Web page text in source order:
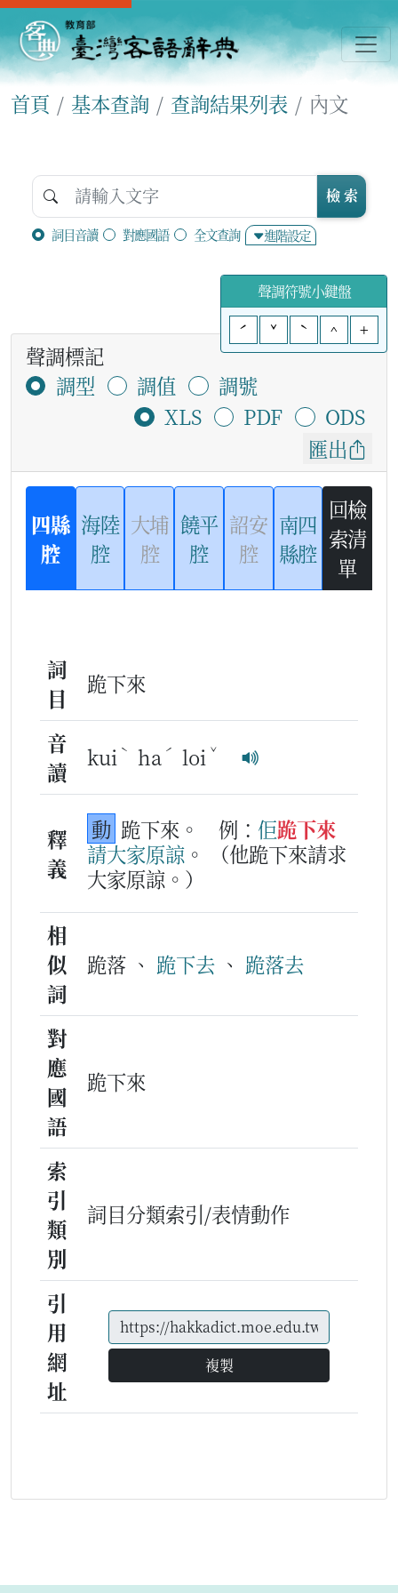
首頁 基本查詢 查詢結果列表 內文
詞目音讀 對應國語 全文查詢 進階設定
檢 索
聲調符號小鍵盤
ˊ
ˇ ˋ ^ +
聲調標記
調型
調值
調號
XLS
PDF
ODS
匯出
四縣
腔
海陸
腔
大埔
腔
饒平
腔
詔安
腔
南四
縣腔
回檢
索清
單
詞
目
跪下來
音
讀
kui ˋ ha ˊ loi ˇ
釋
義
動 跪下來。 例： 佢跪下來
請大家原諒 。
（他跪下來請求
大家原諒。）
相
似
詞
跪落 、 跪下去 、 跪落去
對
應
國
語
跪下來
索
引
類
別
詞目分類索引/表情動作
引
用
網
址
複製